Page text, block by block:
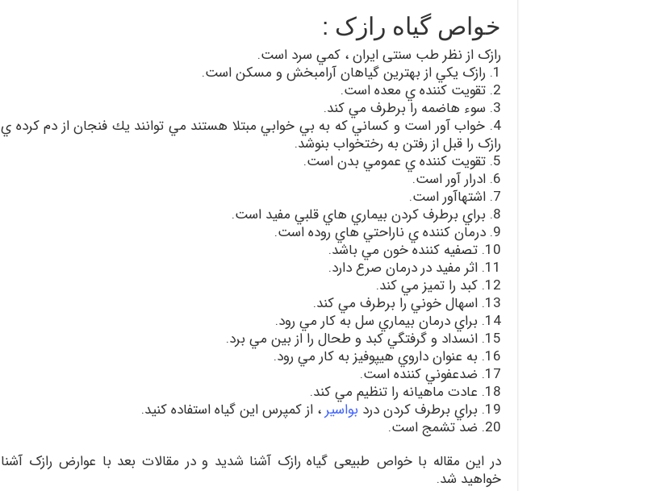
خواص گیاه رازک :
رازک از نظر طب سنتی ايران ، كمي سرد است.
1. رازک يكي از بهترين گياهان آرامبخش و مسكن است.
2. تقويت كننده ي معده است.
3. سوء هاضمه را برطرف مي كند.
4. خواب آور است و كساني كه به بي خوابي مبتلا هستند مي توانند يك فنجان از دم كرده ي
رازک را قبل از رفتن به رختخواب بنوشد.
5. تقويت كننده ي عمومي بدن است.
6. ادرار آور است.
7. اشتهاآور است.
8. براي برطرف كردن بيماري هاي قلبي مفيد است.
9. درمان كننده ي ناراحتي هاي روده است.
10. تصفيه كننده خون مي باشد.
11. اثر مفيد در درمان صرع دارد.
12. كبد را تميز مي كند.
13. اسهال خوني را برطرف مي كند.
14. براي درمان بيماري سل به كار مي رود.
15. انسداد و گرفتگي كبد و طحال را از بين مي برد.
16. به عنوان داروي هيپوفيز به كار مي رود.
17. ضدعفوني كننده است.
18. عادت ماهيانه را تنظيم مي كند.
19. براي برطرف كردن درد
بواسير ، از كمپرس اين گياه استفاده كنيد.
20. ضد تشمج است.
در این مقاله با خواص طبیعی گیاه رازک آشنا شدید و در مقالات بعد با عوارض رازک آشنا
خواهید شد.